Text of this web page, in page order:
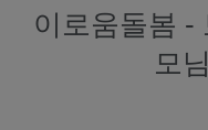
이로움돌봄 -
모